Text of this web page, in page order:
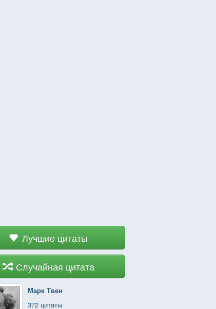
Лучшие цитаты
Случайная цитата
Марк Твен
372 цитаты